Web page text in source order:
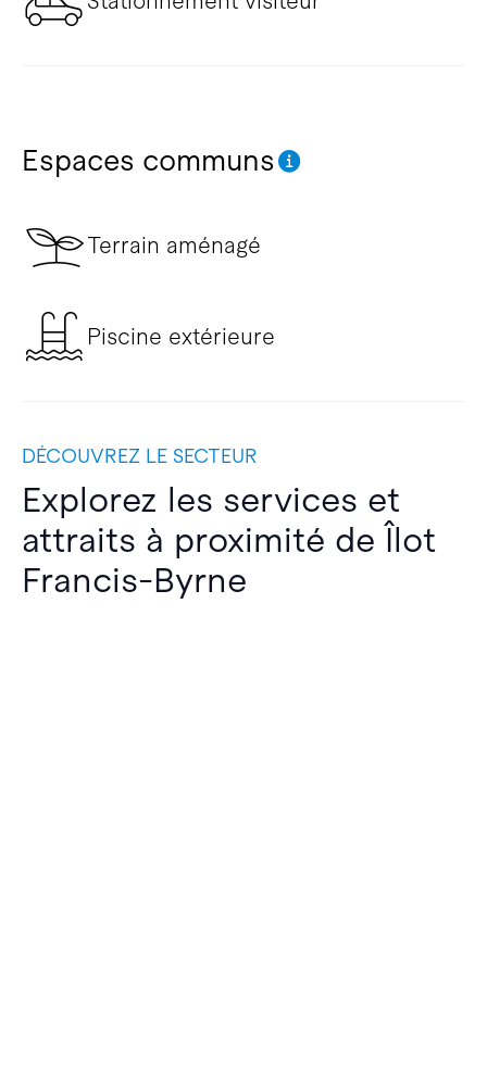
Espaces communs
Terrain aménagé
Piscine extérieure
DÉCOUVREZ LE SECTEUR
Explorez les services et
attraits à proximité de Îlot
Francis-Byrne